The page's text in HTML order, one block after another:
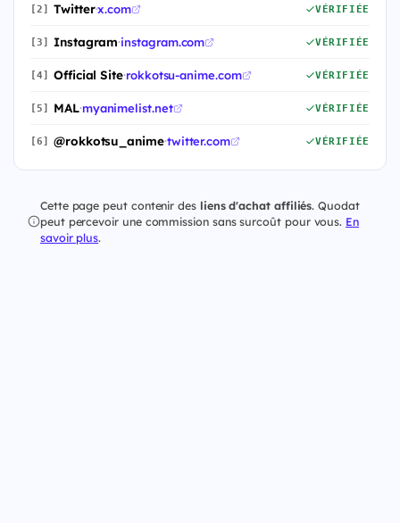
[2] Twitter·x.com VÉRIFIÉE
[3] Instagram·instagram.com VÉRIFIÉE
[4] Official Site·rokkotsu-anime.com VÉRIFIÉE
[5] MAL·myanimelist.net VÉRIFIÉE
[6] @rokkotsu_anime·twitter.com VÉRIFIÉE
Cette page peut contenir des liens d'achat affiliés. Quodat
peut percevoir une commission sans surcoût pour vous. En
savoir plus.